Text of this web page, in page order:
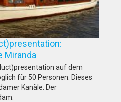
de Miranda
auf dem
für 50 Personen. Dieses
Kanäle. Der